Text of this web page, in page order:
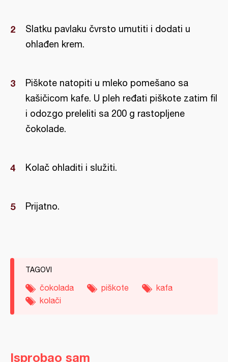
Slatku pavlaku čvrsto umutiti i dodati u
ohlađen krem.
Piškote natopiti u mleko pomešano sa
kašičicom kafe. U pleh ređati piškote zatim fil
i odozgo preleliti sa 200 g rastopljene
čokolade.
Kolač ohladiti i služiti.
Prijatno.
TAGOVI
čokolada piškote
kafa
kolači
Isprobao sam